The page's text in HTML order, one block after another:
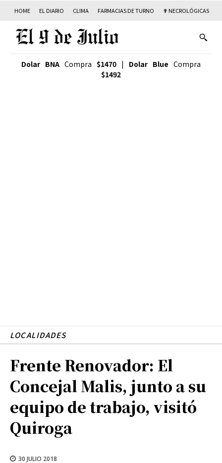
HOME EL DIARIO CLIMA FARMACIAS DE TURNO ✟ NECROLÓGICAS
Dolar BNA Compra $1470 | Dolar Blue Compra
$1492
LOCALIDADES
Frente Renovador: El
Concejal Malis, junto a su
equipo de trabajo, visitó
Quiroga
30 JULIO 2018